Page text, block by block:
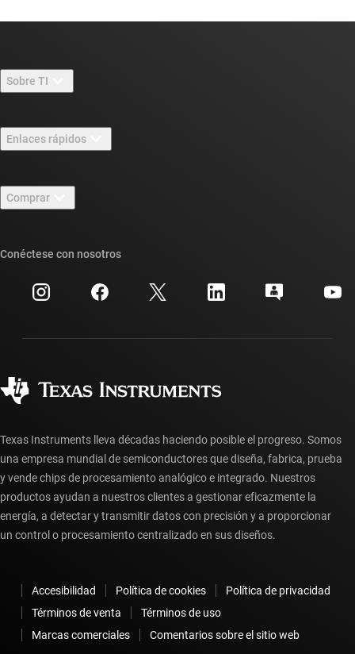
Sobre TI
Carreras laborales
Sala de redacción
Eventos
Relaciones con los inversionistas
Enlaces rápidos
Foros de soporte de diseño de TI E2E™
Búsqueda de referencias cruzadas
Centro de atención al cliente
Preguntas frecuentes sobre la cuenta myTI
Comprar
Preguntas frecuentes sobre pedidos
Conéctese con nosotros
Texas Instruments lleva décadas haciendo posible el progreso. Somos
una empresa mundial de semiconductores que diseña, fabrica, prueba
y vende chips de procesamiento analógico e integrado. Nuestros
productos ayudan a nuestros clientes a gestionar eficazmente la
energía, a detectar y transmitir datos con precisión y a proporcionar
un control o procesamiento centralizado en sus diseños.
Accesibilidad Política de cookies
Política de privacidad
Términos de venta
Términos de uso
Marcas comerciales
Comentarios sobre el sitio web